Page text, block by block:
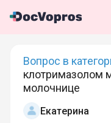
Вопрос в
клотримазолом
молочнице
Екатерина